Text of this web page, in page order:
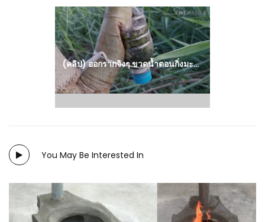
Next
post:
(คลิป) ออกรากจิงๆ ขวดน้ำตอนกิ่งมะละกอ ขวด​น้ำใส่ดินแบบง่ายๆ : วีดีโอ เกษตร
You May Be Interested In